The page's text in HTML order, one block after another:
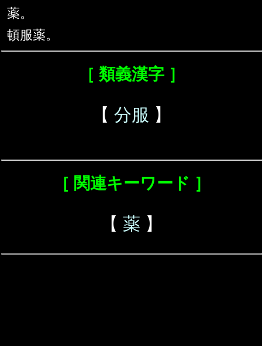
薬。
頓服薬。
［ 類義漢字 ］
【 分服 】
［ 関連キーワード ］
【 薬 】